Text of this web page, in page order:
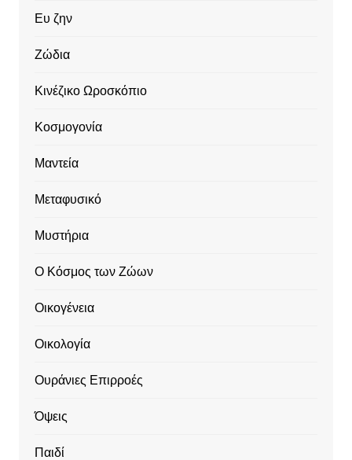
Ευ ζην
Ζώδια
Κινέζικο Ωροσκόπιο
Κοσμογονία
Μαντεία
Μεταφυσικό
Μυστήρια
Ο Κόσμος των Ζώων
Οικογένεια
Οικολογία
Ουράνιες Επιρροές
Όψεις
Παιδί